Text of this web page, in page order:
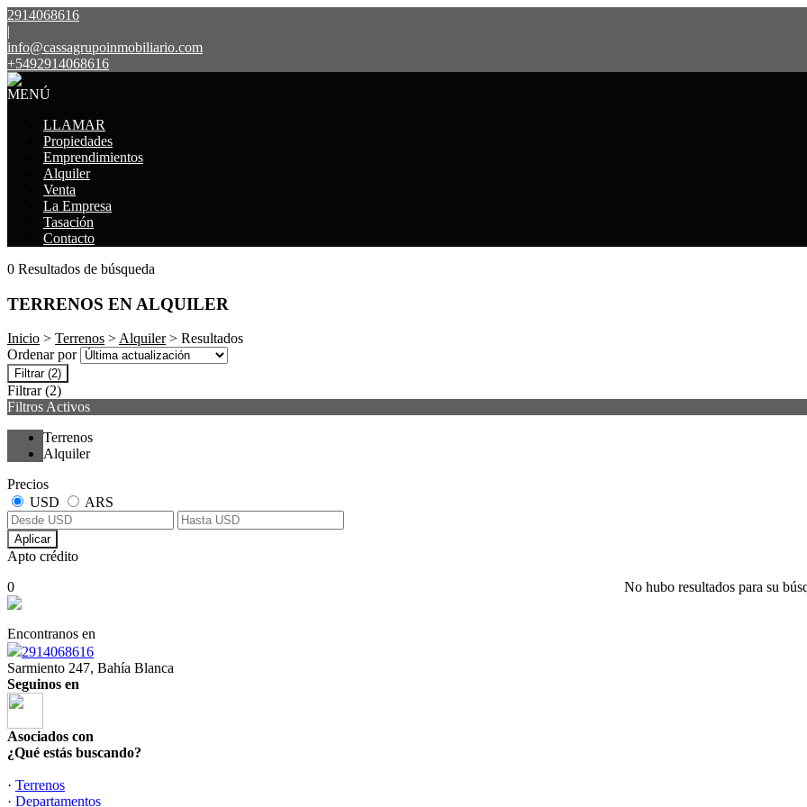
2914068616
|
info@cassagrupoinmobiliario.com
+5492914068616
MENÚ
LLAMAR
Propiedades
Emprendimientos
Alquiler
Venta
La Empresa
Tasación
Contacto
0 Resultados de búsqueda
TERRENOS EN ALQUILER
Inicio > Terrenos >Alquiler> Resultados
Ordenar por
Filtrar (2)
Filtrar (2)
Filtros Activos
Terrenos
Alquiler
Precios
USD
ARS
Aplicar
Apto crédito
No hubo resultados para su
0
Encontranos en
2914068616
Sarmiento 247, Bahía Blanca
Seguinos en
Asociados con
¿Qué estás buscando?
· Terrenos
· Departamentos